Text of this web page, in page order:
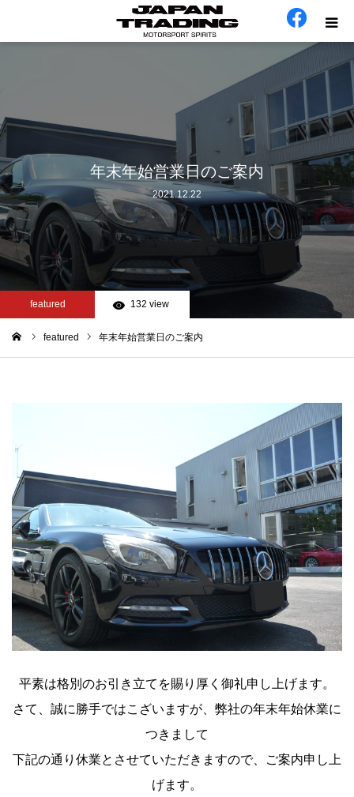
年末年始営業日のご案内
2021.12.22
featured 132 view
featured 年末年始営業日のご案内
平素は格別のお引き立てを賜り厚く御礼申し上げます。
さて、誠に勝手ではこざいますが、弊社の年末年始休業に
つきまして
下記の通り休業とさせていただきますので、ご案内申し上
げます。
会社概要
カテゴリー
工場日誌
お問い合わせ